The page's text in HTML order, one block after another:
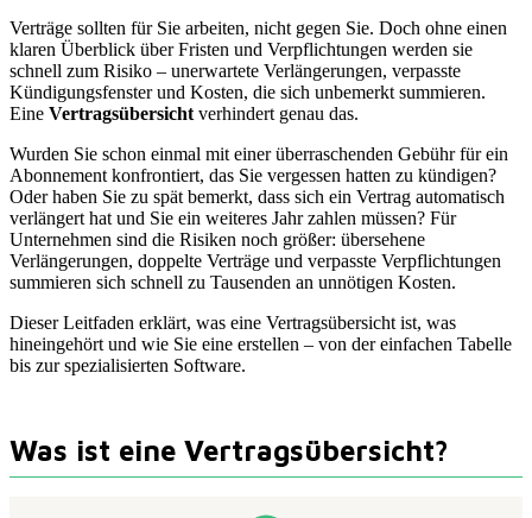
Verträge sollten für Sie arbeiten, nicht gegen Sie. Doch ohne einen
klaren Überblick über Fristen und Verpflichtungen werden sie
schnell zum Risiko – unerwartete Verlängerungen, verpasste
Kündigungsfenster und Kosten, die sich unbemerkt summieren.
Eine Vertragsübersicht verhindert genau das.
Wurden Sie schon einmal mit einer überraschenden Gebühr für ein
Abonnement konfrontiert, das Sie vergessen hatten zu kündigen?
Oder haben Sie zu spät bemerkt, dass sich ein Vertrag automatisch
verlängert hat und Sie ein weiteres Jahr zahlen müssen? Für
Unternehmen sind die Risiken noch größer: übersehene
Verlängerungen, doppelte Verträge und verpasste Verpflichtungen
summieren sich schnell zu Tausenden an unnötigen Kosten.
Dieser Leitfaden erklärt, was eine Vertragsübersicht ist, was
hineingehört und wie Sie eine erstellen – von der einfachen Tabelle
bis zur spezialisierten Software.
Was ist eine Vertragsübersicht?